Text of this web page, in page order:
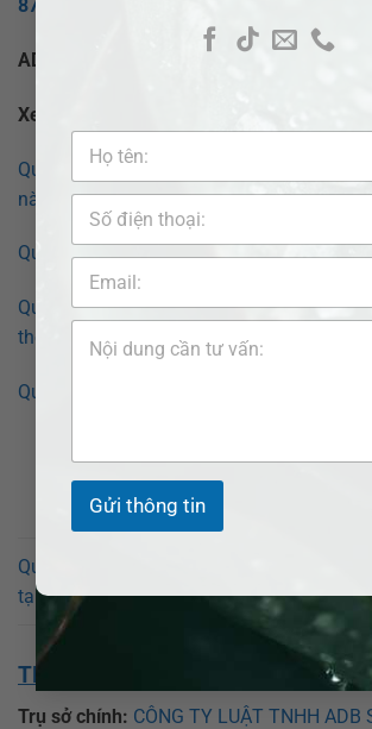
Gửi thông tin
877
ADB SAIGON – Giải pháp pháp lý tối ưu
Xem thêm bài viết:
Quy trình ly hôn đơn phương tại tỉnh
nào?
Quy trình ly hôn đơn phương tại tỉnh Đắk
Quy trình ly hôn đơn phương tại thành
thế nào?
Quy trình ly hôn đơn phương tại Đắk
Quy trình ly hôn đơn phương
tại Đà Lạt như thế nào?
Quy trình
tại Bảo
THÔNG TIN VỀ CHÚNG TÔI:
Trụ sở chính: CÔNG TY LUẬT TNHH ADB